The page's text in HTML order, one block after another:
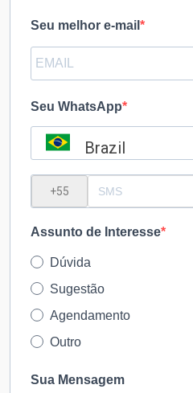
Seu melhor e-mail
Seu WhatsApp
Brazil
Assunto de Interesse
Dúvida
Sugestão
Agendamento
Outro
Sua Mensagem